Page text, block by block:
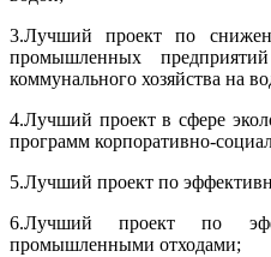
3.Лучший проект по
промышленных
коммунального хозяйства на
4.Лучший проект в сфере
программ корпоративно-
5.Лучший проект по
6.Лучший проект по
промышленными отходами;